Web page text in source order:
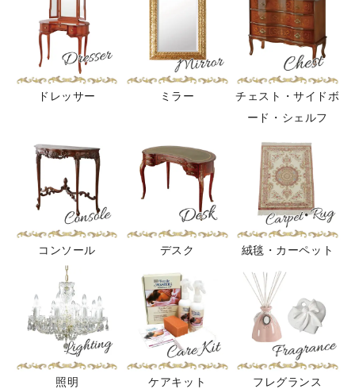
ドレッサー ミラー
チェスト・サイドボ
ード・シェルフ
コンソール デスク 絨毯・カーペット
照明 ケアキット フレグランス